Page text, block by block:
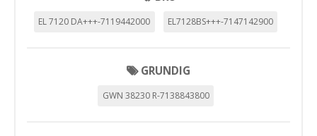
EL 7120 DA+++-7119442000 EL7128BS+++-7147142900
GRUNDIG
GWN 38230 R-7138843800